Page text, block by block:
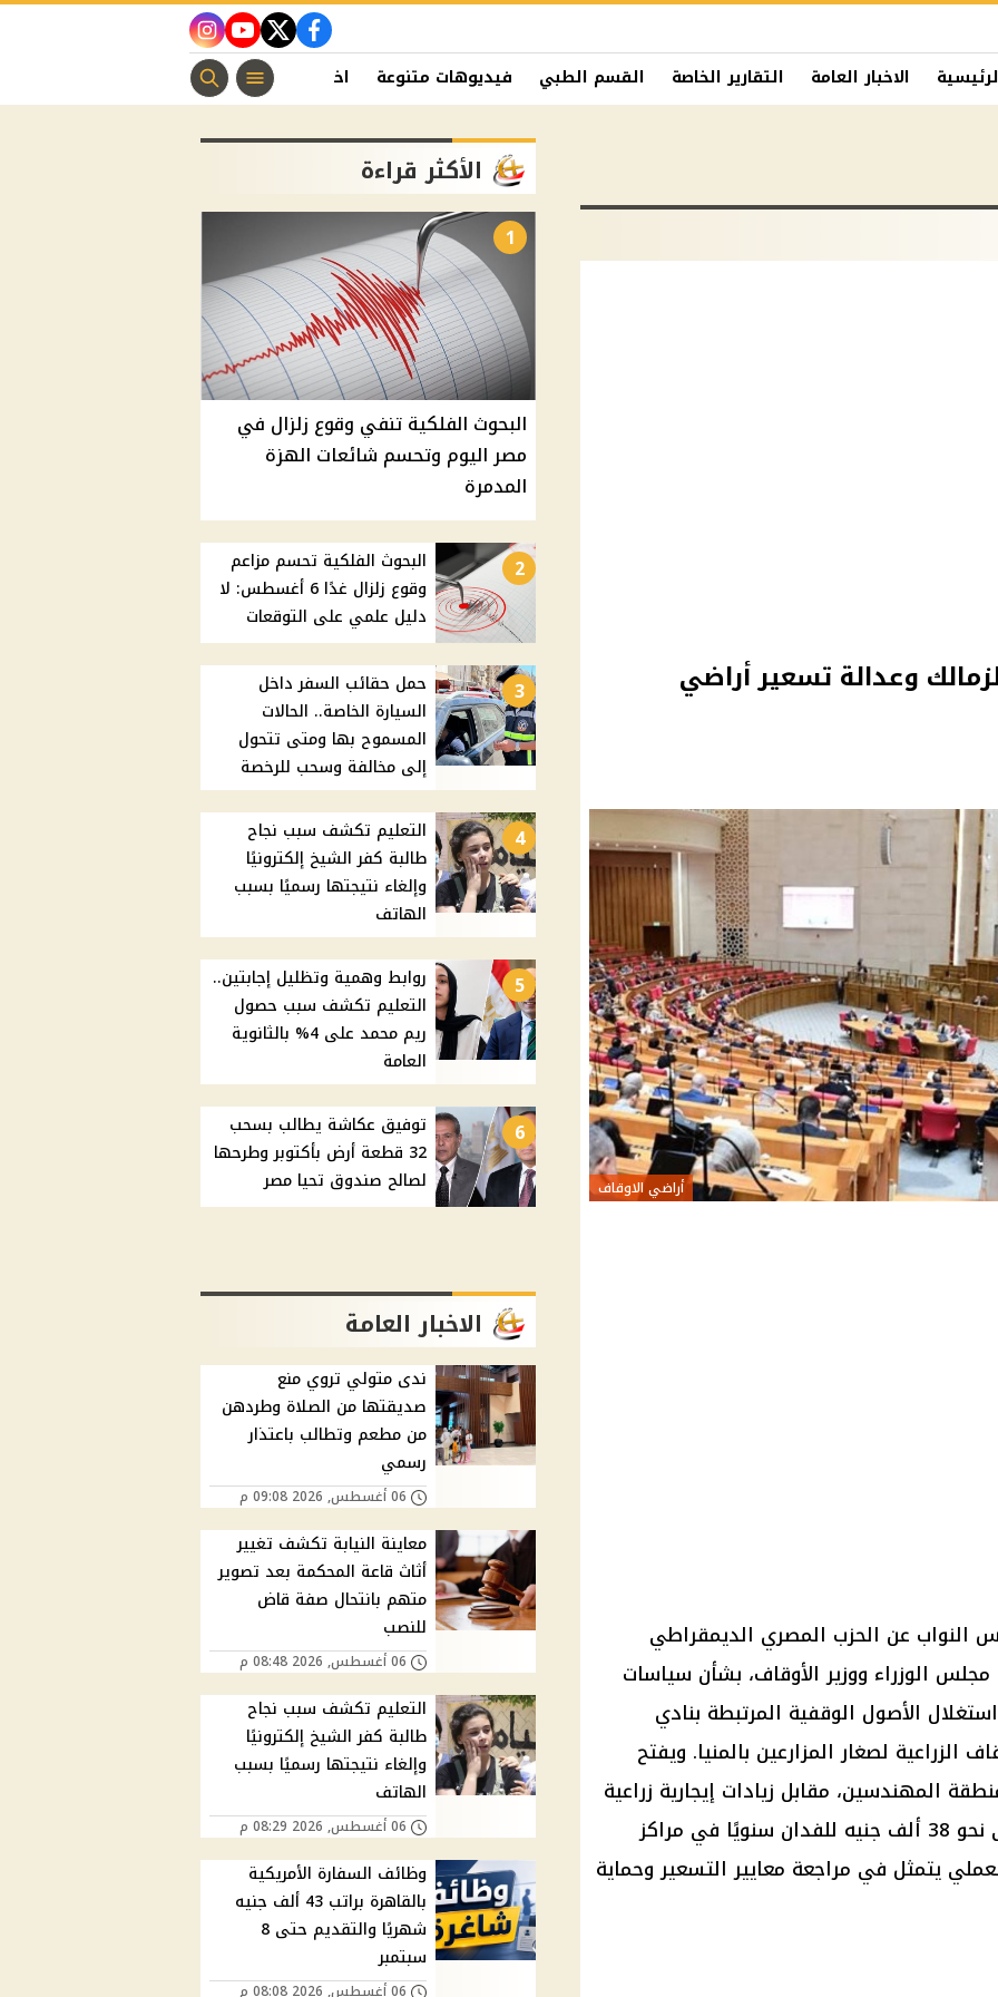
facebook
twitter
youtube
instagram
الاخبار العامة التقارير الخاصة القسم الطبي فيديوهات متنوعة اخبار الفن منوعات مسيحية
وعدالة تسعير أراضي
أراضي الاوقاف
النواب عن الحزب المصري الديمقراطي
الوزراء ووزير الأوقاف، بشأن سياسات
الأصول الوقفية المرتبطة بنادي
الزراعية لصغار المزارعين بالمنيا. ويفتح
المهندسين، مقابل زيادات إيجارية زراعية
وصلت، وفق ما ورد في الطلب، إلى نحو 38 ألف جنيه للفدان سنويًا في مراكز
يتمثل في مراجعة معايير التسعير وحماية
الأكثر قراءة
1
البحوث الفلكية تنفي وقوع زلزال في
مصر اليوم وتحسم شائعات الهزة
المدمرة
2
البحوث الفلكية تحسم مزاعم
وقوع زلزال غدًا 6 أغسطس: لا
دليل علمي على التوقعات
3
حمل حقائب السفر داخل
السيارة الخاصة.. الحالات
المسموح بها ومتى تتحول
إلى مخالفة وسحب للرخصة
4
التعليم تكشف سبب نجاح
طالبة كفر الشيخ إلكترونيًا
وإلغاء نتيجتها رسميًا بسبب
الهاتف
5
روابط وهمية وتظليل إجابتين..
التعليم تكشف سبب حصول
ريم محمد على 4% بالثانوية
العامة
6
توفيق عكاشة يطالب بسحب
32 قطعة أرض بأكتوبر وطرحها
لصالح صندوق تحيا مصر
الاخبار العامة
ندى متولي تروي منع
صديقتها من الصلاة وطردهن
من مطعم وتطالب باعتذار
رسمي
06 أغسطس, 2026 09:08 م
معاينة النيابة تكشف تغيير
أثاث قاعة المحكمة بعد تصوير
متهم بانتحال صفة قاض
للنصب
06 أغسطس, 2026 08:48 م
التعليم تكشف سبب نجاح
طالبة كفر الشيخ إلكترونيًا
وإلغاء نتيجتها رسميًا بسبب
الهاتف
06 أغسطس, 2026 08:29 م
وظائف السفارة الأمريكية
بالقاهرة براتب 43 ألف جنيه
شهريًا والتقديم حتى 8
سبتمبر
06 أغسطس, 2026 08:08 م